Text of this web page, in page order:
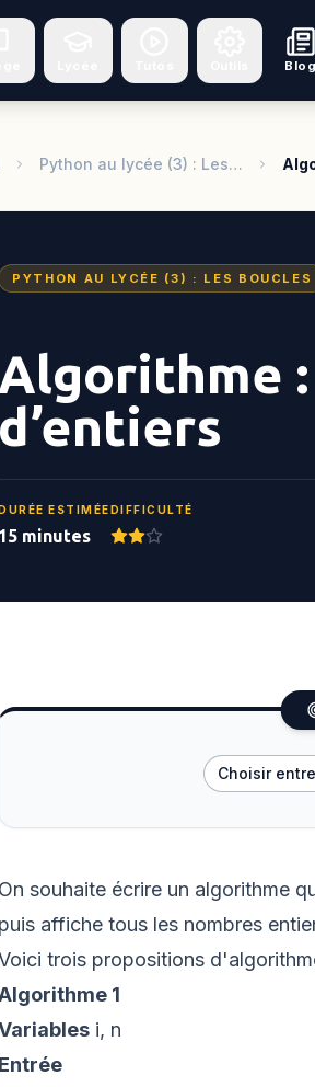
Blog
Python au lycée (3) : Les…
PYTHON AU LYCÉE (3) : LES BOUCLES
Algorithme
d’entiers
ESTIMÉE
15 minutes
DIFFICULTÉ
Choisir
On souhaite écrire un algorithme
puis affiche tous les nombres
trois propositions
1
i, n
Entrée